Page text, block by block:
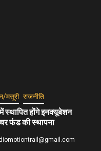
मसूरी राजनीति
स्थापित होंगे इनक्यूबेशन
फंड की स्थापना